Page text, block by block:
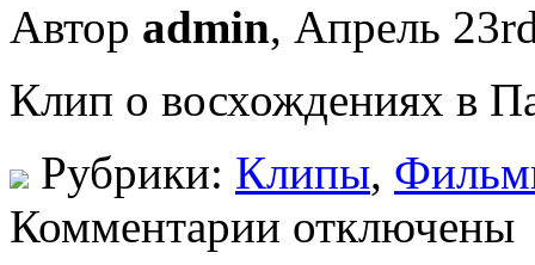
Автор admin, Апрель
Клип о восхождениях в
Рубрики: Клипы,
Комментарии отключены